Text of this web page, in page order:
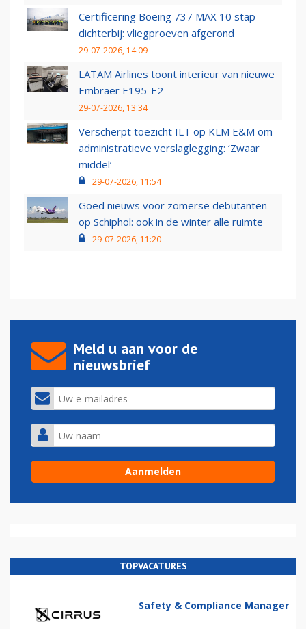
Certificering Boeing 737 MAX 10 stap
dichterbij: vliegproeven afgerond
29-07-2026, 14:09
LATAM Airlines toont interieur van nieuwe
Embraer E195-E2
29-07-2026, 13:34
Verscherpt toezicht ILT op KLM E&M om
administratieve verslaglegging: ‘Zwaar
middel’
29-07-2026, 11:54
Goed nieuws voor zomerse debutanten
op Schiphol: ook in de winter alle ruimte
29-07-2026, 11:20
Meld u aan voor de
nieuwsbrief
TOPVACATURES
Safety & Compliance Manager